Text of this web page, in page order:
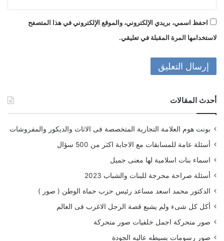
احفظ اسمي، بريدي الإلكتروني، والموقع الإلكتروني في هذا المتصفح
لاستخدامها المرة المقبلة في تعليقي.
أحدث المقالات
بونت هوم العلامة التجارية المتخصصة فى الاثاث والديكور والمفروشات
أسئلة عامة للمسابقات مع الاجابة اكثر من 500 سؤال
اسماء بنات اسلامية لها معنى جميل
أسئلة صراحة محرجة للبنات والشباب 2023
الدكتور محمد اسعد مساعد رئيس حزب حماة الوطن ( صور )
أكل كل شىء ولم يشبع قصة الرجل الاغرب فى العالم
صور متحركة اجمل خلفيات صور متحركة
صور رسومات بسيطه عاليه الجودة